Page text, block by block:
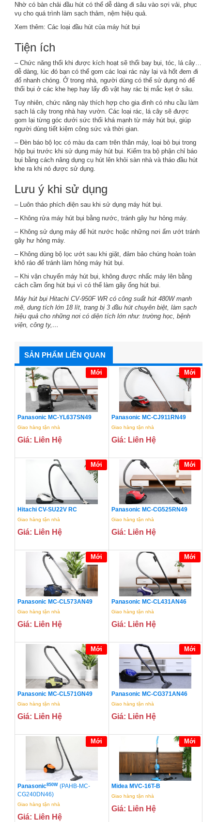
Nhờ có bàn chải đầu hút có thể dễ dàng đi sâu vào sợi vải, phục
vụ cho quá trình làm sạch thảm, nệm hiệu quả.
Xem thêm: Các loại đầu hút của máy hút bụi
Tiện ích
– Chức năng thổi khi được kích hoạt sẽ thổi bay bụi, tóc, lá cây…
dễ dàng, lúc đó bạn có thể gom các loại rác này lại và hốt đem đi
đổ nhanh chóng. Ở trong nhà, người dùng có thể sử dụng nó để
thổi bụi ở các khe hẹp hay lấy đồ vật hay rác bị mắc kẹt ở sâu.
Tuy nhiên, chức năng này thích hợp cho gia đình có nhu cầu làm
sạch lá cây trong nhà hay vườn. Các loại rác, lá cây sẽ được
gom lại từng góc dưới sức thổi khá mạnh từ máy hút bụi, giúp
người dùng tiết kiệm công sức và thời gian.
– Đèn báo bộ lọc có màu da cam trên thân máy, loại bỏ bụi trong
hộp bụi trước khi sử dụng máy hút bụi. Kiểm tra bộ phận chỉ báo
bụi bằng cách nâng dụng cụ hút lên khỏi sàn nhà và tháo đầu hút
khe ra khi nó được sử dụng.
Lưu ý khi sử dụng
– Luôn tháo phích điện sau khi sử dụng máy hút bụi.
– Không rửa máy hút bụi bằng nước, tránh gây hư hỏng máy.
– Không sử dụng máy để hút nước hoặc những nơi ẩm ướt tránh
gây hư hỏng máy.
– Không dùng bộ lọc ướt sau khi giặt, đảm bảo chúng hoàn toàn
khô ráo để tránh làm hỏng máy hút bụi.
– Khi vận chuyển máy hút bụi, không được nhấc máy lên bằng
cách cầm ống hút bụi vì có thể làm gãy ống hút bụi.
Máy hút bụi Hitachi CV-950F WR có công suất hút 480W mạnh
mẽ, dung tích lớn 18 lít, trang bị 3 đầu hút chuyên biệt, làm sạch
hiệu quả cho những nơi có diện tích lớn như: trường học, bệnh
viện, công ty,…
SẢN PHẨM LIÊN QUAN
Mới
Panasonic MC-YL637SN49
Giao hàng tận nhà
Giá: Liên Hệ
Mới
Panasonic MC-CJ911RN49
Giao hàng tận nhà
Giá: Liên Hệ
Mới
Hitachi CV-SU22V RC
Giao hàng tận nhà
Giá: Liên Hệ
Mới
Panasonic MC-CG525RN49
Giao hàng tận nhà
Giá: Liên Hệ
Mới
Panasonic MC-CL573AN49
Giao hàng tận nhà
Giá: Liên Hệ
Mới
Panasonic MC-CL431AN46
Giao hàng tận nhà
Giá: Liên Hệ
Mới
Panasonic MC-CL571GN49
Giao hàng tận nhà
Giá: Liên Hệ
Mới
Panasonic MC-CG371AN46
Giao hàng tận nhà
Giá: Liên Hệ
Mới
Panasonic850W (PAHB-MC-
CG240DN46)
Giao hàng tận nhà
Giá: Liên Hệ
Mới
Midea MVC-16T-B
Giao hàng tận nhà
Giá: Liên Hệ